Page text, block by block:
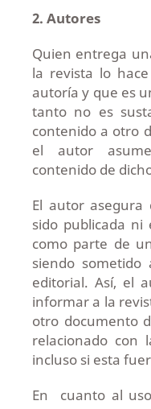
2. Autores
Quien entrega
la revista lo
autoría y que es
tanto no es
contenido a otro
el autor
contenido de
El autor
sido publicada
como parte de
siendo
editorial. Así, el
informar a la
otro documento
relacionado con
incluso si esta
En cuanto al